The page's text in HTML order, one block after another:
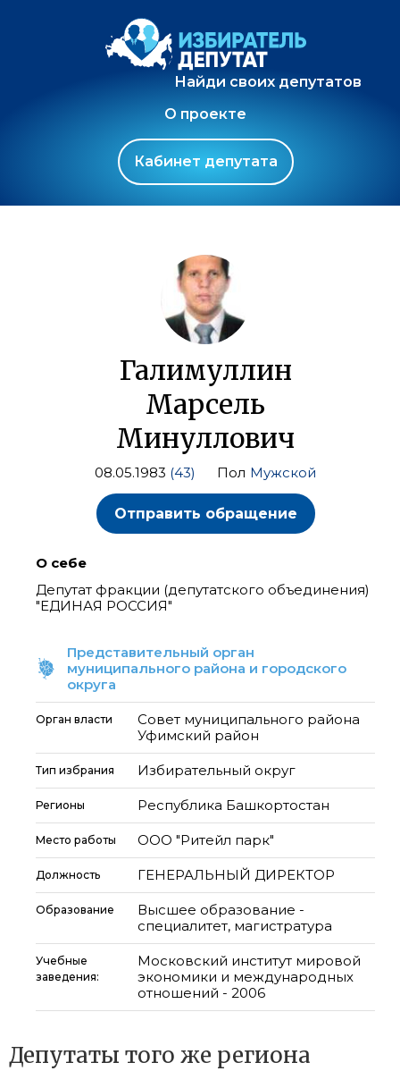
Найди своих депутатов
О проекте
Кабинет депутата
Галимуллин
Марсель
Минуллович
08.05.1983 (43) Пол Мужской
Отправить обращение
О себе
Депутат фракции (депутатского объединения)
"ЕДИНАЯ РОССИЯ"
Представительный орган
муниципального района и городского
округа
Орган власти
Совет муниципального района
Уфимский район
Тип избрания Избирательный округ
Регионы Республика Башкортостан
Место работы ООО "Ритейл парк"
Должность ГЕНЕРАЛЬНЫЙ ДИРЕКТОР
Образование
Высшее образование -
специалитет, магистратура
Учебные
заведения:
Московский институт мировой
экономики и международных
отношений - 2006
Депутаты того же региона